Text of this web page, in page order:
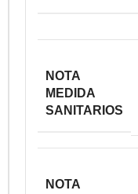
NOTA
MEDIDA
SANITARIOS
NOTA